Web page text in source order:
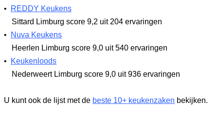
•
REDDY Keukens
Sittard Limburg score 9,2 uit 204 ervaringen
•
Nuva Keukens
Heerlen Limburg score 9,0 uit 540 ervaringen
•
Keukenloods
Nederweert Limburg score 9,0 uit 936 ervaringen
U kunt ook de lijst met de beste 10+ keukenzaken bekijken.